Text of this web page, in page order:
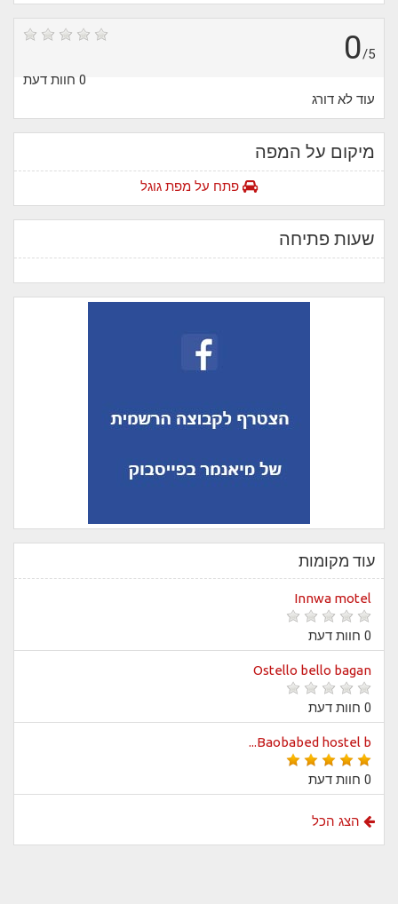
0/5
0 חוות דעת
עוד לא דורג
מיקום על המפה
פתח על מפת גוגל
שעות פתיחה
עוד מקומות
Innwa motel
0 חוות דעת
Ostello bello bagan
0 חוות דעת
Baobabed hostel b...
0 חוות דעת
הצג הכל